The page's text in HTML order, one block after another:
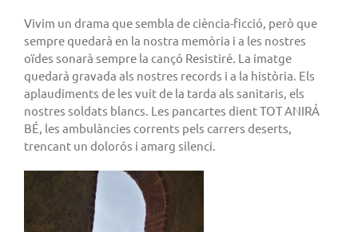
Vivim un drama que sembla de ciència-ficció, però que
sempre quedarà en la nostra memòria i a les nostres
oïdes sonarà sempre la cançó Resistiré. La imatge
quedarà gravada als nostres records i a la història. Els
aplaudiments de les vuit de la tarda als sanitaris, els
nostres soldats blancs. Les pancartes dient TOT ANIRÁ
BÉ, les ambulàncies corrents pels carrers deserts,
trencant un dolorós i amarg silenci.